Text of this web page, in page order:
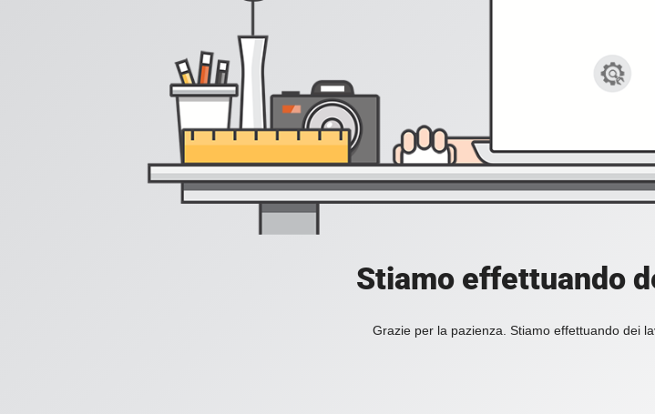
Stiamo effettuando
Grazie per la pazienza. Stiamo effettuando dei